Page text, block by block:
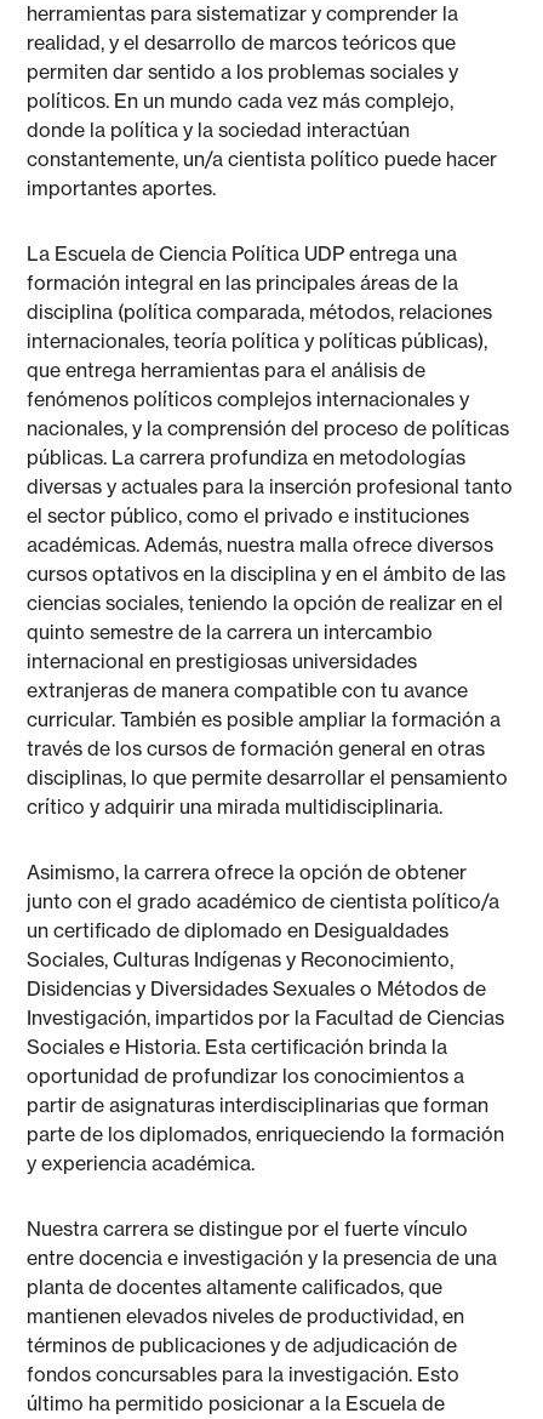
herramientas para sistematizar y comprender la
realidad, y el desarrollo de marcos teóricos que
permiten dar sentido a los problemas sociales y
políticos. En un mundo cada vez más complejo,
donde la política y la sociedad interactúan
constantemente, un/a cientista político puede hacer
importantes aportes.
La Escuela de Ciencia Política UDP entrega una
formación integral en las principales áreas de la
disciplina (política comparada, métodos, relaciones
internacionales, teoría política y políticas públicas),
que entrega herramientas para el análisis de
fenómenos políticos complejos internacionales y
nacionales, y la comprensión del proceso de políticas
públicas. La carrera profundiza en metodologías
diversas y actuales para la inserción profesional tanto
el sector público, como el privado e instituciones
académicas. Además, nuestra malla ofrece diversos
cursos optativos en la disciplina y en el ámbito de las
ciencias sociales, teniendo la opción de realizar en el
quinto semestre de la carrera un intercambio
internacional en prestigiosas universidades
extranjeras de manera compatible con tu avance
curricular. También es posible ampliar la formación a
través de los cursos de formación general en otras
disciplinas, lo que permite desarrollar el pensamiento
crítico y adquirir una mirada multidisciplinaria.
Asimismo, la carrera ofrece la opción de obtener
junto con el grado académico de cientista político/a
un certificado de diplomado en Desigualdades
Sociales, Culturas Indígenas y Reconocimiento,
Disidencias y Diversidades Sexuales o Métodos de
Investigación, impartidos por la Facultad de Ciencias
Sociales e Historia. Esta certificación brinda la
oportunidad de profundizar los conocimientos a
partir de asignaturas interdisciplinarias que forman
parte de los diplomados, enriqueciendo la formación
y experiencia académica.
Nuestra carrera se distingue por el fuerte vínculo
entre docencia e investigación y la presencia de una
planta de docentes altamente calificados, que
mantienen elevados niveles de productividad, en
términos de publicaciones y de adjudicación de
fondos concursables para la investigación. Esto
último ha permitido posicionar a la Escuela de